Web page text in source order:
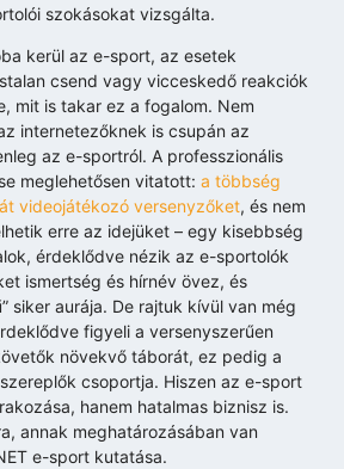
szokásokat vizsgálta.
kerül az e-sport, az esetek
csend vagy vicceskedő reakciók
mit is takar ez a fogalom. Nem
internetezőknek is csupán az
az e-sportról. A professzionális
meglehetősen vitatott: a többség
videojátékozó versenyzőket, és nem
erre az idejüket – egy kisebbség
érdeklődve nézik az e-sportolók
ismertség és hírnév övez, és
siker aurája. De rajtuk kívül van még
figyeli a versenyszerűen
növekvő táborát, ez pedig a
csoportja. Hiszen az e-sport
hanem hatalmas biznisz is.
annak meghatározásában van
e-sport kutatása.